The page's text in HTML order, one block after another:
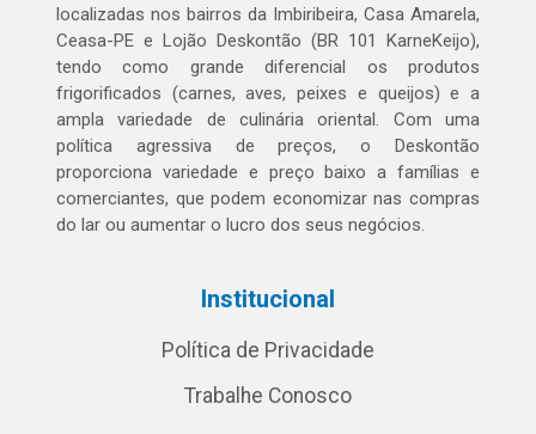
localizadas nos bairros da Imbiribeira, Casa Amarela,
Ceasa-PE e Lojão Deskontão (BR 101 KarneKeijo),
tendo como grande diferencial os produtos
frigorificados (carnes, aves, peixes e queijos) e a
ampla variedade de culinária oriental. Com uma
política agressiva de preços, o Deskontão
proporciona variedade e preço baixo a famílias e
comerciantes, que podem economizar nas compras
do lar ou aumentar o lucro dos seus negócios.
Institucional
Política de Privacidade
Trabalhe Conosco